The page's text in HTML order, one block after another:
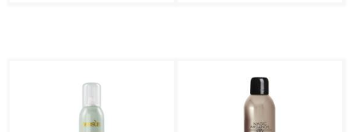
Мужчинам
Для бороды и усов